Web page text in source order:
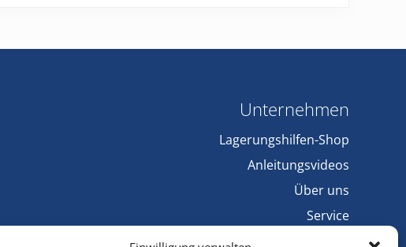
Unternehmen
Lagerungshilfen-Shop
Anleitungsvideos
Über uns
Service